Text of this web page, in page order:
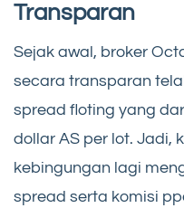
Transparan
Sejak awal, broker
secara transparan
spread floting yang
dollar AS per lot. Jadi,
kebingungan lagi
spread serta komisi